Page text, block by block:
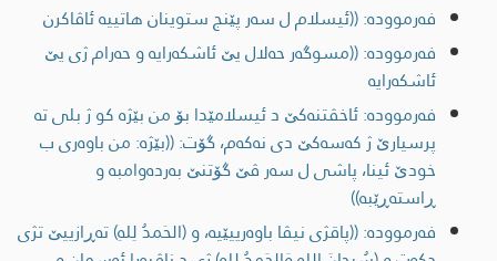
فەرموودە: ((ئيسلام ل سه‌ر پێنج ستوینان هاتییه‌ ئاڤاكرن
فەرموودە: ((مسوگه‌ر حه‌لال یێ ئاشكه‌رایه‌ و حه‌رام ژی یێ
ئاشكه‌رایه‌
فەرموودە: ئاخڤتنه‌كێ د ئیسلامێدا بۆ من بێژە کو ژ بلی تە
پرسیارێ ژ كه‌سه‌كێ دی نەکەم، گۆت: ((بێژە: من باوەری ب
خودێ ئینا، پاشی ل سه‌ر ڤێ گۆتنێ به‌رده‌وامبه‌ و
ڕاسته‌ڕێبه‌))
فەرموودە: ((پاقژی نیڤا باوەرییێیە، و (الحَمدُ لِلهِ) تەڕازییێ تژی